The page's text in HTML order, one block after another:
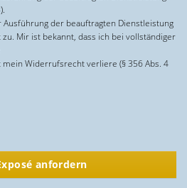
der beauftragten Dienstleistung
Mir ist bekannt, dass ich bei vollständiger
Widerrufsrecht verliere (§ 356 Abs. 4
anfordern